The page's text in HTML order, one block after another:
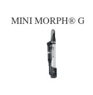
MINI MORPH® G